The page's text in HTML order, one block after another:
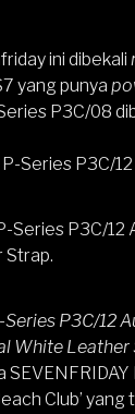
ini dibekali
yang punya
P3C/08
Series P3C/12
Series P3C/12
White Leather
Club’